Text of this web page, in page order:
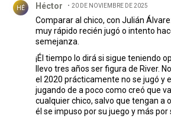
HÉ Héctor 20 DE NOVIEMBRE DE 2025
Comparar al chico, con Julián
muy rápido recién jugó o intento
semejanza.
¡Él tiempo lo dirá si sigue teniendo
llevo tres años ser figura de River.
el 2020 prácticamente no se jugó y
jugando de a poco como creó que
cualquier chico, salvo que tengan a
él se impuso por su juego y más por